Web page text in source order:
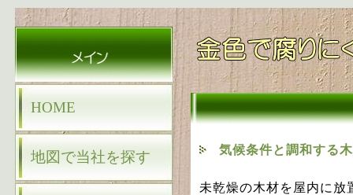
気候条件と調和する
未乾燥の木材を屋内に
HOME
地図で当社を探す